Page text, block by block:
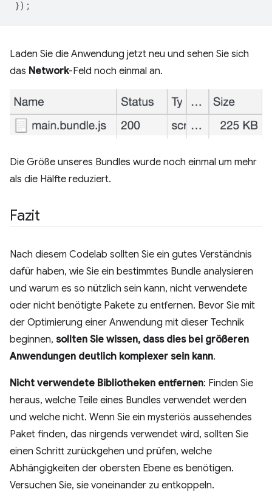
Laden Sie die Anwendung jetzt neu und sehen Sie sich
das Network-Feld noch einmal an.
Die Größe unseres Bundles wurde noch einmal um mehr
als die Hälfte reduziert.
Fazit
Nach diesem Codelab sollten Sie ein gutes Verständnis
dafür haben, wie Sie ein bestimmtes Bundle analysieren
und warum es so nützlich sein kann, nicht verwendete
oder nicht benötigte Pakete zu entfernen. Bevor Sie mit
der Optimierung einer Anwendung mit dieser Technik
beginnen, sollten Sie wissen, dass dies bei größeren
Anwendungen deutlich komplexer sein kann.
Nicht verwendete Bibliotheken entfernen: Finden Sie
heraus, welche Teile eines Bundles verwendet werden
und welche nicht. Wenn Sie ein mysteriös aussehendes
Paket finden, das nirgends verwendet wird, sollten Sie
einen Schritt zurückgehen und prüfen, welche
Abhängigkeiten der obersten Ebene es benötigen.
Versuchen Sie, sie voneinander zu entkoppeln.